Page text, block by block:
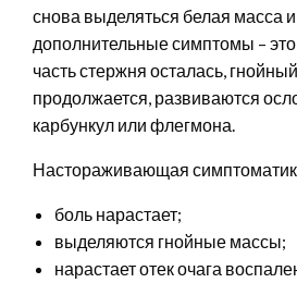
снова выделяться белая масса
дополнительные симптомы – это
часть стержня осталась,
продолжается, развиваются
карбункул или флегмона.
Настораживающая
боль нарастает;
выделяются гнойные массы;
нарастает отек очага